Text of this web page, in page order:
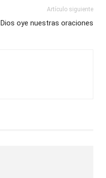
Artículo siguiente
Dios oye nuestras oraciones